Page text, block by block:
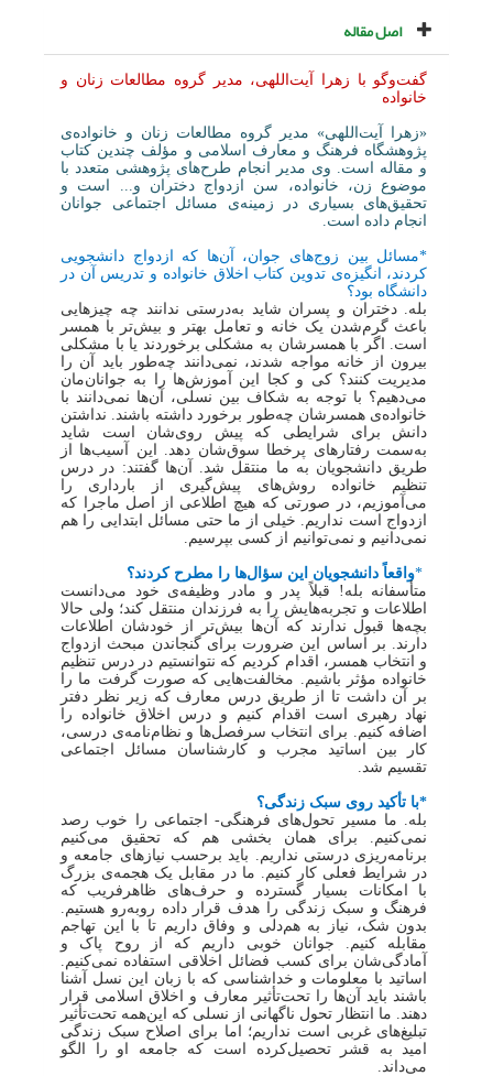
اصل مقاله
گفت‌وگو با زهرا آیت‌اللهی، مدیر گروه مطالعات زنان و
خانواده
«زهرا آیت‌اللهی» مدیر گروه مطالعات زنان و خانواده‌ی
پژوهشگاه فرهنگ و معارف اسلامی و مؤلف چندین کتاب
و مقاله است. وی مدیر انجام طرح‌های پژوهشی متعدد با
موضوع زن، خانواده، سن ازدواج دختران و... است و
تحقیق‌های بسیاری در زمینه‌ی مسائل اجتماعی جوانان
انجام داده است.
*مسائل بین زوج‌های جوان‌، آن‌ها که ازدواج دانشجویی
کردند، انگیزه‌ی تدوین کتاب اخلاق خانواده و تدریس آن در
دانشگاه بود؟
بله. دختران و پسران شاید به‌درستی ندانند چه چیزهایی
باعث گرم‌شدن یک خانه و تعامل بهتر و بیش‌تر با همسر
است. اگر با همسرشان به مشکلی برخوردند یا با مشکلی
بیرون از خانه مواجه شدند، نمی‌دانند چه‌طور باید آن را
مدیریت کنند؟ کی و کجا این آموزش‌ها را به جوانان‌مان
می‌دهیم؟ با توجه به شکاف بین نسلی، آن‌ها نمی‌دانند با
خانواده‌ی همسرشان چه‌طور برخورد داشته باشند. نداشتن
دانش برای شرایطی که پیش روی‌شان است شاید
به‌سمت رفتارهای پرخطا سوق‌شان دهد. این آسیب‌ها از
طریق دانشجویان به ما منتقل شد. آن‌ها گفتند: در درس
تنظیم خانواده روش‌های پیش‌گیری از بارداری را
می‌آموزیم، در صورتی که هیچ اطلاعی از اصل ماجرا که
ازدواج است نداریم. خیلی از ما حتی مسائل ابتدایی را هم
نمی‌دانیم و نمی‌توانیم از کسی بپرسیم.
*واقعاً دانشجویان این سؤال‌ها را مطرح کردند؟
متأسفانه بله! قبلاً پدر و مادر وظیفه‌ی خود می‌دانست
اطلاعات و تجربه‌هایش را به فرزندان منتقل کند؛ ولی حالا
بچه‌ها قبول ندارند که آن‌ها بیش‌تر از خودشان اطلاعات
دارند. بر اساس این ضرورت برای گنجاندن مبحث ازدواج
و انتخاب همسر، اقدام کردیم که نتوانستیم در درس تنظیم
خانواده مؤثر باشیم. مخالفت‌هایی که صورت گرفت ما را
بر آن داشت تا از طریق درس معارف که زیر نظر دفتر
نهاد رهبری است اقدام کنیم و درس اخلاق خانواده را
اضافه کنیم. برای انتخاب سرفصل‌ها و نظام‌نامه‌ی درسی،
کار بین اساتید مجرب و کارشناسان مسائل اجتماعی
تقسیم شد.
*با تأکید روی سبک زندگی؟
بله. ما مسیر تحول‌های فرهنگی- اجتماعی را خوب رصد
نمی‌کنیم. برای همان بخشی هم که تحقیق می‌کنیم
برنامه‌ریزی درستی نداریم. باید برحسب نیازهای جامعه و
در شرایط فعلی کار کنیم. ما در مقابل یک هجمه‌ی بزرگ
با امکانات بسیار گسترده و حرف‌های ظاهرفریب که
فرهنگ و سبک زندگی را هدف قرار داده روبه‌رو هستیم.
بدون شک، نیاز به هم‌دلی و وفاق داریم تا با این تهاجم
مقابله کنیم. جوانان خوبی داریم که از روح پاک و
آمادگی‌شان برای کسب فضائل اخلاقی استفاده نمی‌کنیم.
اساتید با معلومات و خداشناسی که با زبان این نسل آشنا
باشند باید آن‌ها را تحت‌تأثیر معارف و اخلاق اسلامی قرار
دهند. ما انتظار تحول ناگهانی از نسلی که این‌همه تحت‌تأثیر
تبلیغ‌های غربی است نداریم؛ اما برای اصلاح سبک زندگی
امید به قشر تحصیل‌کرده است که جامعه او را الگو
می‌داند.